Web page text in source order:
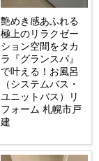
艶めき感あふれる
極上のリラクゼー
ション空間をタカ
ラ『グランスパ』
で叶える！お風呂
（システムバス・
ユニットバス）リ
フォーム 札幌市戸
建